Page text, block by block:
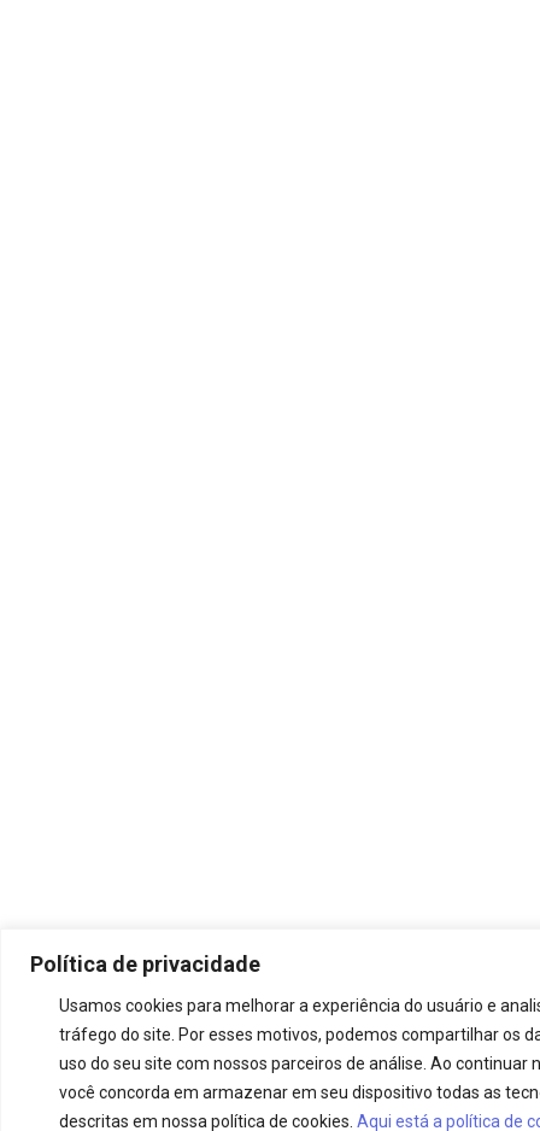
Política de privacidade
Usamos cookies para melhorar a experiência do usuário e
tráfego do site. Por esses motivos, podemos compartilhar os
uso do seu site com nossos parceiros de análise. Ao continuar
você concorda em armazenar em seu dispositivo todas as
descritas em nossa política de cookies. Aqui está a política de